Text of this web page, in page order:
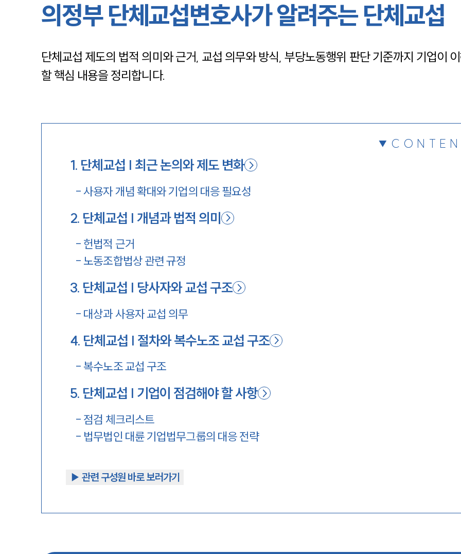
채용정보
의정부 단체교섭변호사가 알려주는 단체교섭
단체교섭 제도의 법적 의미와 근거, 교섭 의무와 방식, 부당노동행위 판단 기준까지 기업이
할 핵심 내용을 정리합니다.
1. 단체교섭 | 최근 논의와 제도 변화
-사용자 개념 확대와 기업의 대응 필요성
2. 단체교섭 | 개념과 법적 의미
- 헌법적 근거
- 노동조합법상 관련 규정
3. 단체교섭 | 당사자와 교섭 구조
- 대상과 사용자 교섭 의무
4. 단체교섭 | 절차와 복수노조 교섭 구조
- 복수노조 교섭 구조
5. 단체교섭 | 기업이 점검해야 할 사항
- 점검 체크리스트
- 법무법인 대륜 기업법무그룹의 대응 전략
▶︎ 관련 구성원 바로 보러가기